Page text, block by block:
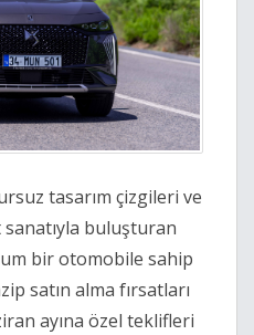
tasarım çizgileri ve
buluşturan
bir otomobile sahip
satın alma fırsatları
ayına özel teklifleri